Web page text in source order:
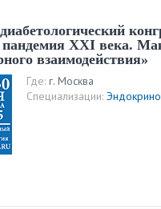
XXI века.
взаимодействия»
Где: г. Москва
Специализации: